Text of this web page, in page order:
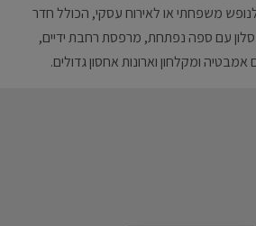
משפחתי או לאירוח עסקי, הכולל חדר
סלון עם ספה נפתחת, מרפסת רחבת ידיים,
ומקלחון וארונות אחסון גדולים.